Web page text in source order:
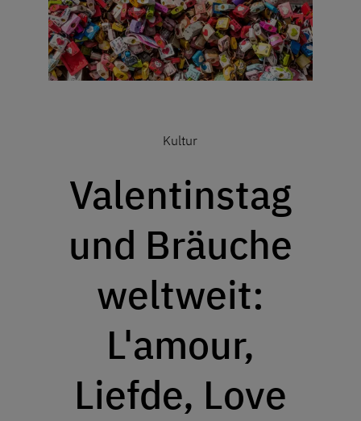
Kultur
Valentinstag
und Bräuche
weltweit:
L'amour,
Liefde, Love